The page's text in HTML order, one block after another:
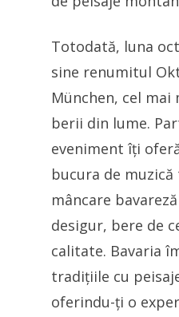
Totodată, luna
sine renumitul
München, cel mai
berii din lume.
eveniment îți
bucura de
mâncare
desigur, bere de
calitate. Bavaria
tradițiile cu
oferindu-ți o